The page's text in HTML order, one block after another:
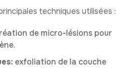
techniques utilisées :
de micro-lésions pour
exfoliation de la couche